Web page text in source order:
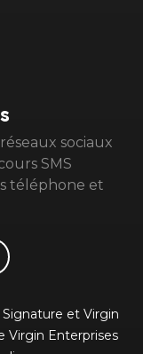
sociaux
SMS
téléphone et
et Virgin
Virgin Enterprises